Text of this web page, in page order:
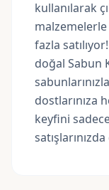
kullanılarak
fazla
doğal Sabun
dostlarınıza
keyfini